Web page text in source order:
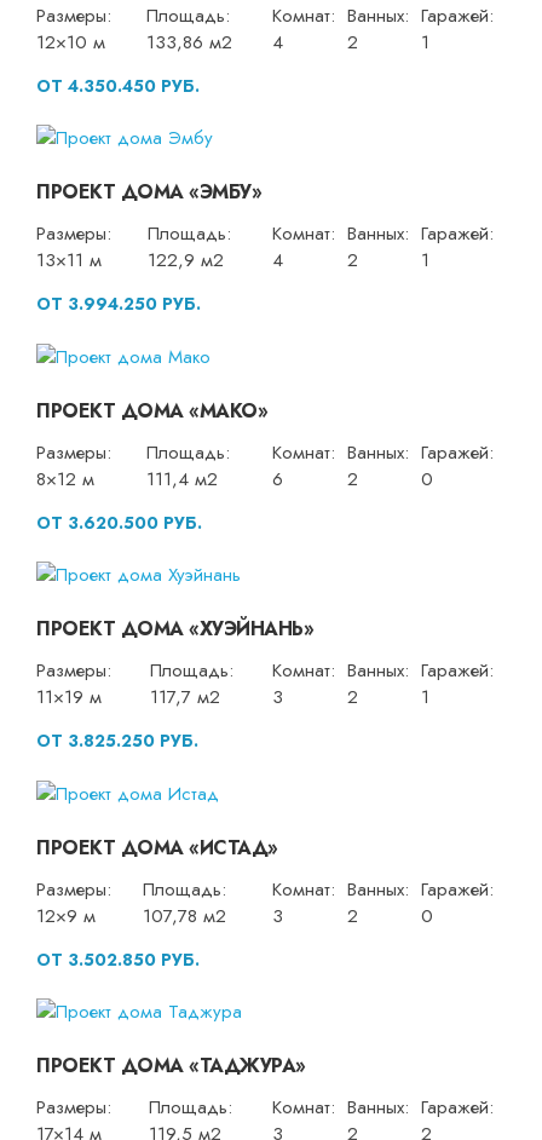
Размеры:
12×10 м
Площадь:
133,86 м2
Комнат:
4
Ванных:
2
Гаражей:
1
ОТ 4.350.450 РУБ.
ПРОЕКТ ДОМА «ЭМБУ»
Размеры:
13×11 м
Площадь:
122,9 м2
Комнат:
4
Ванных:
2
Гаражей:
1
ОТ 3.994.250 РУБ.
ПРОЕКТ ДОМА «МАКО»
Размеры:
8×12 м
Площадь:
111,4 м2
Комнат:
6
Ванных:
2
Гаражей:
0
ОТ 3.620.500 РУБ.
ПРОЕКТ ДОМА «ХУЭЙНАНЬ»
Размеры:
11×19 м
Площадь:
117,7 м2
Комнат:
3
Ванных:
2
Гаражей:
1
ОТ 3.825.250 РУБ.
ПРОЕКТ ДОМА «ИСТАД»
Размеры:
12×9 м
Площадь:
107,78 м2
Комнат:
3
Ванных:
2
Гаражей:
0
ОТ 3.502.850 РУБ.
ПРОЕКТ ДОМА «ТАДЖУРА»
Размеры:
17×14 м
Площадь:
119,5 м2
Комнат:
3
Ванных:
2
Гаражей:
2